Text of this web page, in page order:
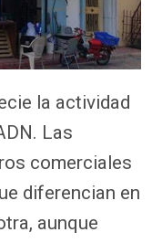
la actividad
Las
comerciales
diferencian en
aunque